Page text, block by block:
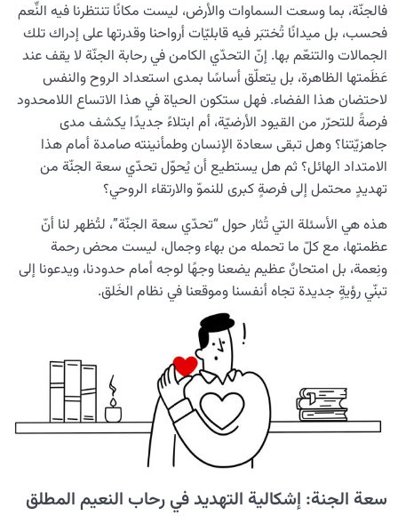
نظرة على مكافأة المؤمنين: هل الجنة هي المكافأة النهائية؟
الجنة هي ظهور النفس الإنسانية: هل ندخل مكانًا سوى ما
صنعناه؟
هل يمكن وصف الجنة؟ ولماذا ضُرب الأمثال بأنهار العسل
والخمر؟
قِدَم الجنّة بين العقل والإيمان؛ هل وُجدت الجنّة قبل الدنيا؟
کم عدد أبواب الجنة، ولمن یفتح کل باب؟
سعة الجنّة: فُرصةٌ أم تهديد؟ كيف يمكن أن يتحوّل دخول الجنّة
إلى تهديد للإنسان؟
الجنّة مظهر اللانهائية: ما العلاقة بين الجنّة والرغبة في
لماذا تُعدّ معرفة صفات الجنة أمرًا مهمًّا للسالك في طريق
الكمال الإنساني؟
هل استقرّ شوق الجنّة في قلبك؟ ولماذا لهذا الشوق كلّ هذه
مفتاح دخول الجنة؟
فالجنّة، بما وسعت السماوات والأرض، ليست مكانًا تنتظرنا فيه النِّعم
فحسب، بل ميدانًا تُختبَر فيه قابليّات أرواحنا وقدرتها على إدراك تلك
الجمالات والتنعّم بها. إنّ التحدّي الكامن في رحابة الجنّة لا يقف عند
عَظَمتها الظاهرة، بل يتعلّق أساسًا بمدى استعداد الروح والنفس
لاحتضان هذا الفضاء. فهل ستكون الحياة في هذا الاتساع اللامحدود
فرصةً للتحرّر من القيود الأرضيّة، أم ابتلاءً جديدًا يكشف مدى
جاهزيّتنا؟ وهل تبقى سعادة الإنسان وطمأنينته صامدة أمام هذا
الامتداد الهائل؟ ثم هل يستطيع أن يُحوّل تحدّي سعة الجنّة من
تهديدٍ محتمل إلى فرصةٍ كبرى للنموّ والارتقاء الروحي؟
هذه هي الأسئلة التي تُثار حول “تحدّي سعة الجنّة”، لتُظهر لنا أنّ
عظمتها، مع كلّ ما تحمله من بهاء وجمال، ليست محض رحمة
ونِعمة، بل امتحانٌ عظيم يضعنا وجهًا لوجه أمام حدودنا، ويدعونا إلى
تبنّي رؤيةٍ جديدة تجاه أنفسنا وموقعنا في نظام الخَلق.
سعة الجنة: إشكالية التهديد في رحاب النعيم المطلق